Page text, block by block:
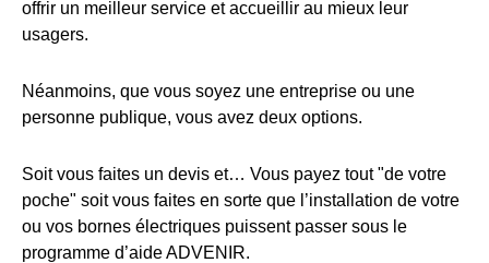
offrir un meilleur service et accueillir au mieux leur
usagers.
Néanmoins, que vous soyez une entreprise ou une
personne publique, vous avez deux options.
Soit vous faites un devis et… Vous payez tout "de votre
poche" soit vous faites en sorte que l’installation de votre
ou vos bornes électriques puissent passer sous le
programme d’aide ADVENIR.